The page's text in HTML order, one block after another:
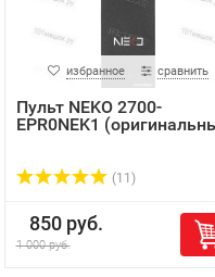
избранное сравнить
Пульт NEKO 2700-
EPR0NEK1
(11)
850 руб.
1 000 руб.